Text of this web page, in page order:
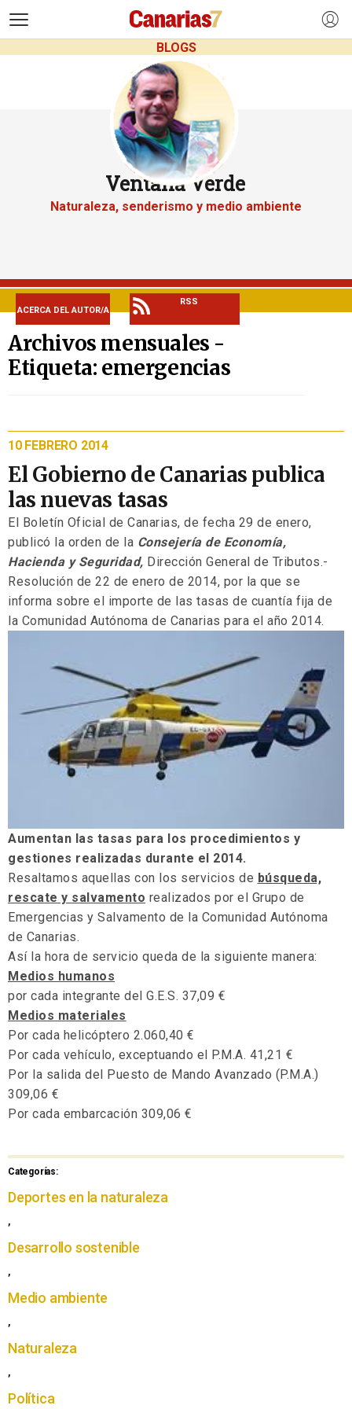
BLOGS
Ventana Verde
Naturaleza, senderismo y medio ambiente
ACERCA DEL AUTOR/A
RSS
Archivos mensuales -
Etiqueta: emergencias
10 FEBRERO 2014
El Gobierno de Canarias publica
las nuevas tasas
El Boletín Oficial de Canarias, de fecha 29 de enero,
publicó la orden de la Consejería de Economía,
Hacienda y Seguridad, Dirección General de Tributos.-
Resolución de 22 de enero de 2014, por la que se
informa sobre el importe de las tasas de cuantía fija de
la Comunidad Autónoma de Canarias para el año 2014.
Aumentan las tasas para los procedimientos y
gestiones realizadas durante el 2014.
Resaltamos aquellas con los servicios de búsqueda,
rescate y salvamento realizados por el Grupo de
Emergencias y Salvamento de la Comunidad Autónoma
de Canarias.
Así la hora de servicio queda de la siguiente manera:
Medios humanos
por cada integrante del G.E.S. 37,09 €
Medios materiales
Por cada helicóptero 2.060,40 €
Por cada vehículo, exceptuando el P.M.A. 41,21 €
Por la salida del Puesto de Mando Avanzado (P.M.A.)
309,06 €
Por cada embarcación 309,06 €
Categorías:
Deportes en la naturaleza
,
Desarrollo sostenible
,
Medio ambiente
,
Naturaleza
,
Política